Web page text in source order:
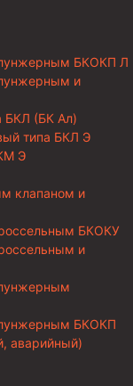
БКОКП Л
и
БКЛ (БК Ал)
типа БКЛ Э
Э
клапаном и
БКОКУ
и
БКОКП
аварийный)